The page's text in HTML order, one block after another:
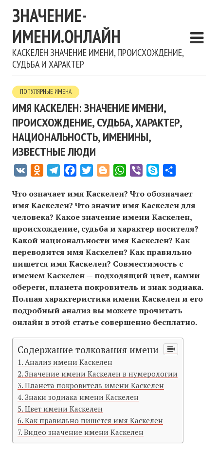
ЗНАЧЕНИЕ-
ИМЕНИ.ОНЛАЙН
КАСКЕЛЕН ЗНАЧЕНИЕ ИМЕНИ, ПРОИСХОЖДЕНИЕ,
СУДЬБА И ХАРАКТЕР
ПОПУЛЯРНЫЕ ИМЕНА
ИМЯ КАСКЕЛЕН: ЗНАЧЕНИЕ ИМЕНИ,
ПРОИСХОЖДЕНИЕ, СУДЬБА, ХАРАКТЕР,
НАЦИОНАЛЬНОСТЬ, ИМЕНИНЫ,
ИЗВЕСТНЫЕ ЛЮДИ
VK Odnoklassniki
TelegramFacebookTwitterBloggerWhatsApp
Viber Skype
Что означает имя Каскелен? Что обозначает
имя Каскелен? Что значит имя Каскелен для
человека? Какое значение имени Каскелен,
происхождение, судьба и характер носителя?
Какой национальности имя Каскелен? Как
переводится имя Каскелен? Как правильно
пишется имя Каскелен? Совместимость c
именем Каскелен — подходящий цвет, камни
обереги, планета покровитель и знак зодиака.
Полная характеристика имени Каскелен и его
подробный анализ вы можете прочитать
онлайн в этой статье совершенно бесплатно.
Содержание толкования имени
Анализ имени Каскелен
Значение имени Каскелен в нумерологии
Планета покровитель имени Каскелен
Знаки зодиака имени Каскелен
Цвет имени Каскелен
Как правильно пишется имя Каскелен
Видео значение имени Каскелен